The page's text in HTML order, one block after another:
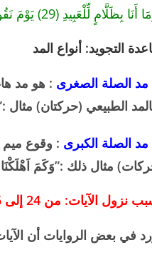
بِظَلَّامٍ لِّلْعَبِيدِ (29) يَوْمَ نَقُولُ لِجَهَنَّمَ هَلِ امْتَلَأْتِ وَتَقُولُ هَلْ مِن مَّزِيدٍ (30)”
التجويد: أنواع المد
مد الصلة الصغرى : هو مد
الطبيعي (حركتان)
الصلة الكبرى : وقوع ميم
مثال ذلك :”وَكَمَ
نزول الآيات: من 24 إلى 26:
في بعض الروايات أن